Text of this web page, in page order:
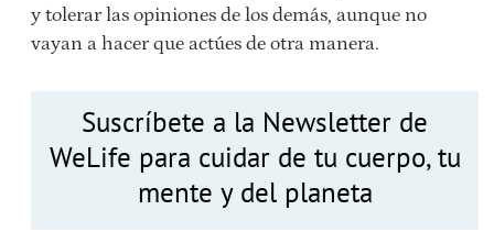
y tolerar las opiniones de los demás, aunque no
vayan a hacer que actúes de otra manera.
Suscríbete a la Newsletter de
WeLife para cuidar de tu cuerpo, tu
mente y del planeta